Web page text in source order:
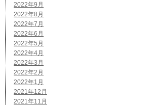
2022年9月
2022年8月
2022年7月
2022年6月
2022年5月
2022年4月
2022年3月
2022年2月
2022年1月
2021年12月
2021年11月